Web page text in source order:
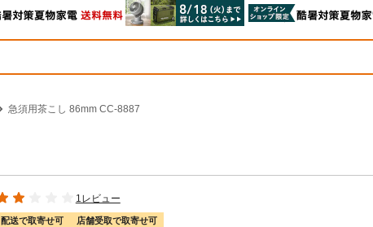
急須用茶こし 86mm CC-8887
1レビュー
配送で取寄せ可 店舗受取で取寄せ可